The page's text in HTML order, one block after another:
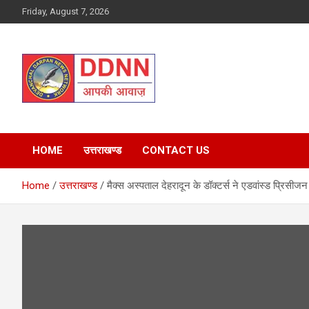
to
Friday, August 7, 2026
HOME उत्तराखण्ड CONTACT US
Home उत्तराखण्ड मैक्स अस्पताल देहरादून के डॉक्टर्स ने एडवांस्ड